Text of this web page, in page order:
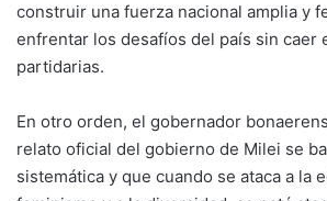
construir una fuerza nacional amplia y
enfrentar los desafíos del país sin caer
partidarias.
En otro orden, el gobernador
relato oficial del gobierno de Milei se
sistemática y que cuando se ataca a la